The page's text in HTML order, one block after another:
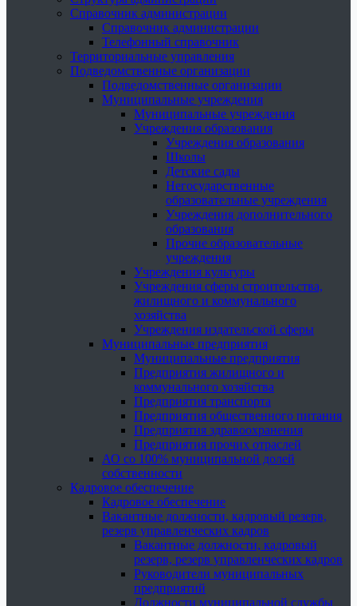
Справочник администрации
Справочник администрации
Телефонный справочник
Территориальные управления
Подведомственные организации
Подведомственные организации
Муниципальные учреждения
Муниципальные учреждения
Учреждения образования
Учреждения образования
Школы
Детские сады
Негосударственные
образовательные учреждения
Учреждения дополнительного
образования
Прочие образовательные
учреждения
Учреждения культуры
Учреждения сферы строительства,
жилищного и коммунального
хозяйства
Учреждения издательской сферы
Муниципальные предприятия
Муниципальные предприятия
Предприятия жилищного и
коммунального хозяйства
Предприятия транспорта
Предприятия общественного питания
Предприятия здравоохранения
Предприятия прочих отраслей
АО со 100% муниципальной долей
собственности
Кадровое обеспечение
Кадровое обеспечение
Вакантные должности, кадровый резерв,
резерв управленческих кадров
Вакантные должности, кадровый
резерв, резерв управленческих кадров
Руководители муниципальных
предприятий
Должности муниципальной службы